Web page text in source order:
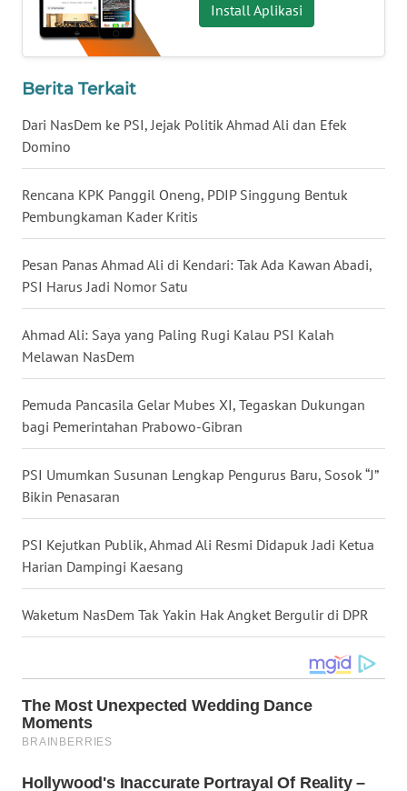
Install Aplikasi
Berita Terkait
Dari NasDem ke PSI, Jejak Politik Ahmad Ali dan Efek
Domino
Rencana KPK Panggil Oneng, PDIP Singgung Bentuk
Pembungkaman Kader Kritis
Pesan Panas Ahmad Ali di Kendari: Tak Ada Kawan Abadi,
PSI Harus Jadi Nomor Satu
Ahmad Ali: Saya yang Paling Rugi Kalau PSI Kalah
Melawan NasDem
Pemuda Pancasila Gelar Mubes XI, Tegaskan Dukungan
bagi Pemerintahan Prabowo-Gibran
PSI Umumkan Susunan Lengkap Pengurus Baru, Sosok “J”
Bikin Penasaran
PSI Kejutkan Publik, Ahmad Ali Resmi Didapuk Jadi Ketua
Harian Dampingi Kaesang
Waketum NasDem Tak Yakin Hak Angket Bergulir di DPR
WN
NUSANTARA
WN
WN
WN
BALI
WN
KALBAR
WN
KALTENG
WN
KALTARA
WN
WN
GORONTALO
SULUT